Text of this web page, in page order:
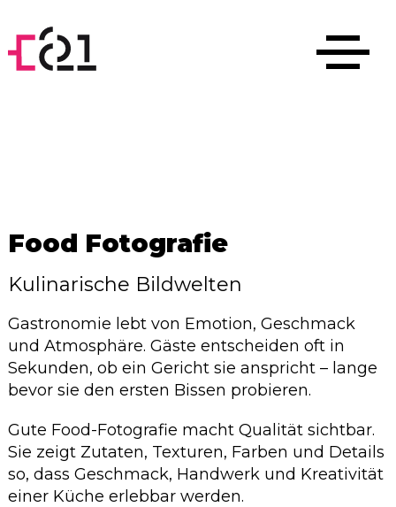
Food Fotografie
Kulinarische Bildwelten
Gastronomie lebt von Emotion, Geschmack
und Atmosphäre. Gäste entscheiden oft in
Sekunden, ob ein Gericht sie anspricht – lange
bevor sie den ersten Bissen probieren.
Gute Food-Fotografie macht Qualität sichtbar.
Sie zeigt Zutaten, Texturen, Farben und Details
so, dass Geschmack, Handwerk und Kreativität
einer Küche erlebbar werden.